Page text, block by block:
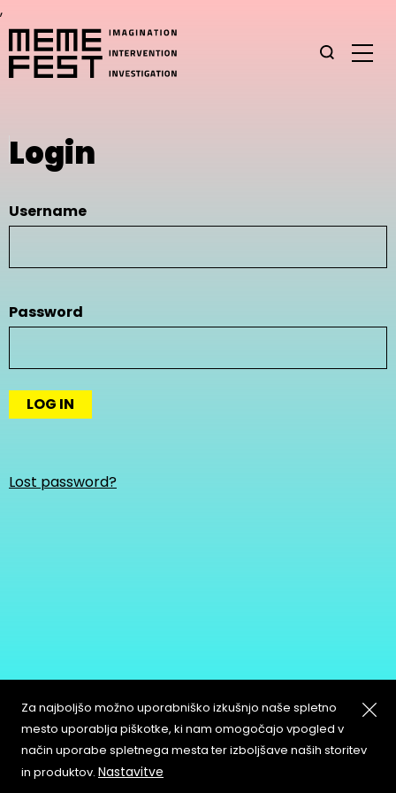
,
Login
Username
Password
LOG IN
Lost password?
About
Contact
Copyleft
Za najboljšo možno uporabniško izkušnjo naše spletno
mesto uporablja piškotke, ki nam omogočajo vpogled v
način uporabe spletnega mesta ter izboljšave naših storitev
in produktov. Nastavitve